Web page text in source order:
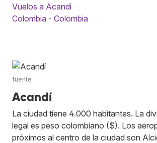
Vuelos a Acandi
Colombia - Colombia
fuente
Acandí
La ciudad tiene 4.000 habitantes. La
legal es peso colombiano ($). Los
próximos al centro de la ciudad son